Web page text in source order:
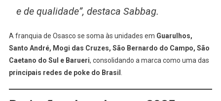
e de qualidade”, destaca Sabbag.
A franquia de Osasco se soma às unidades em Guarulhos,
Santo André, Mogi das Cruzes, São Bernardo do Campo, São
Caetano do Sul e Barueri, consolidando a marca como uma das
principais redes de poke do Brasil